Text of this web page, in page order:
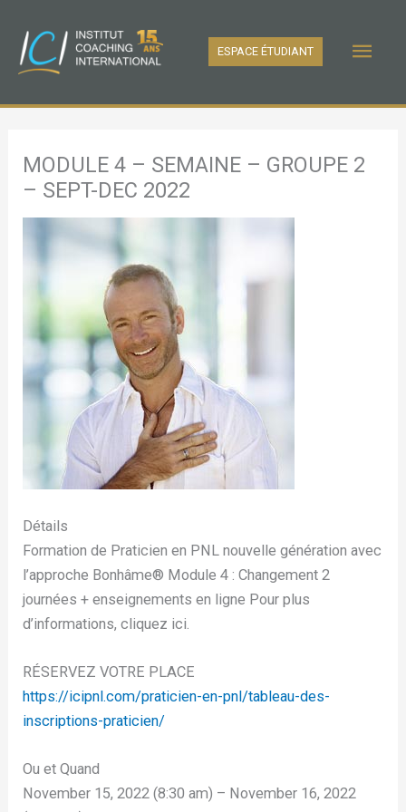
contenu
ESPACE ÉTUDIANT
MODULE 4 – SEMAINE – GROUPE 2
– SEPT-DEC 2022
Détails
Formation de Praticien en PNL nouvelle génération avec
l’approche Bonhâme®️ Module 4 : Changement 2
journées + enseignements en ligne Pour plus
d’informations, cliquez ici.
RÉSERVEZ VOTRE PLACE
https://icipnl.com/praticien-en-pnl/tableau-des-
inscriptions-praticien/
Ou et Quand
November 15, 2022 (8:30 am) – November 16, 2022